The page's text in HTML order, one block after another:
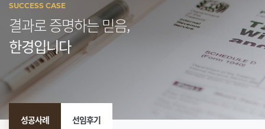
SUCCESS CASE
결과로 증명하는 믿음,
한경입니다
성공사례 선임후기